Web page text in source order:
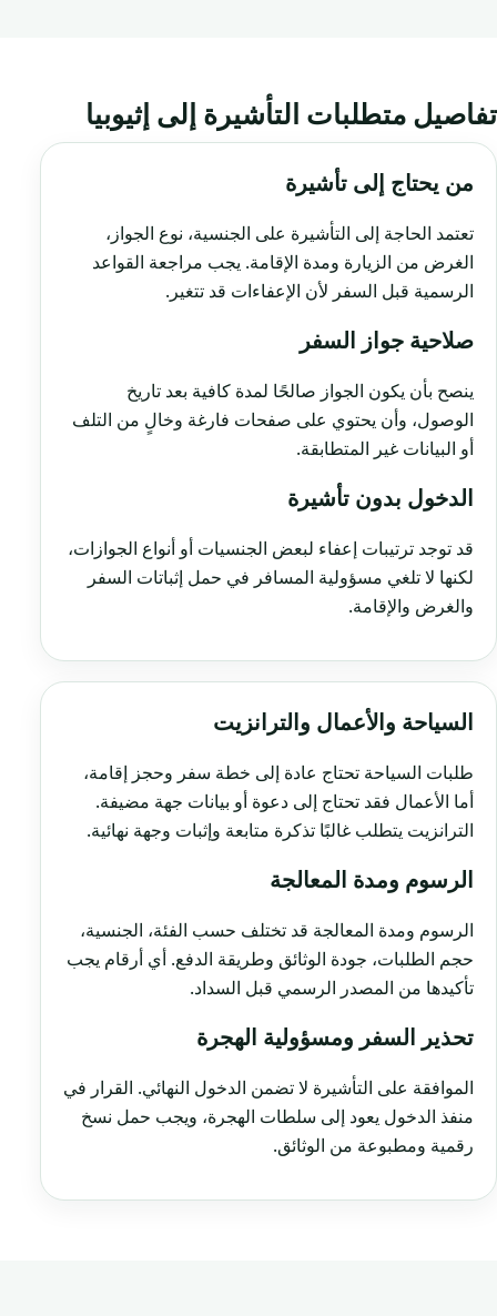
تفاصيل متطلبات التأشيرة إلى إثيوبيا
من يحتاج إلى تأشيرة
تعتمد الحاجة إلى التأشيرة على الجنسية، نوع الجواز،
الغرض من الزيارة ومدة الإقامة. يجب مراجعة القواعد
الرسمية قبل السفر لأن الإعفاءات قد تتغير.
صلاحية جواز السفر
ينصح بأن يكون الجواز صالحًا لمدة كافية بعد تاريخ
الوصول، وأن يحتوي على صفحات فارغة وخالٍ من التلف
أو البيانات غير المتطابقة.
الدخول بدون تأشيرة
قد توجد ترتيبات إعفاء لبعض الجنسيات أو أنواع الجوازات،
لكنها لا تلغي مسؤولية المسافر في حمل إثباتات السفر
والغرض والإقامة.
السياحة والأعمال والترانزيت
طلبات السياحة تحتاج عادة إلى خطة سفر وحجز إقامة،
أما الأعمال فقد تحتاج إلى دعوة أو بيانات جهة مضيفة.
الترانزيت يتطلب غالبًا تذكرة متابعة وإثبات وجهة نهائية.
الرسوم ومدة المعالجة
الرسوم ومدة المعالجة قد تختلف حسب الفئة، الجنسية،
حجم الطلبات، جودة الوثائق وطريقة الدفع. أي أرقام يجب
تأكيدها من المصدر الرسمي قبل السداد.
تحذير السفر ومسؤولية الهجرة
الموافقة على التأشيرة لا تضمن الدخول النهائي. القرار في
منفذ الدخول يعود إلى سلطات الهجرة، ويجب حمل نسخ
رقمية ومطبوعة من الوثائق.